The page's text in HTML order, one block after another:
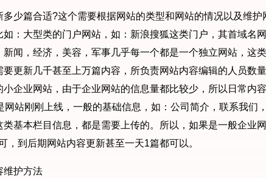
多少篇合适?这个需要根据网站的类型和网站的情况以及维护
如：大型类的门户网站，如：新浪搜狐这类门户，其首域名
新闻，经济，美容，军事几乎每一个都是一个独立网站，这
要更新几千甚至上万篇内容，所负责网站内容编辑的人员数
小企业网站，由于企业网站的信息量都比较少，所以日常内
网站刚刚上线，一般的基础信息，如：公司简介，联系我们
类基本栏目信息，都是需要上传的。所以，如果是一般企业
，到后期网站内容更新甚至一天1篇都可以。
维护方法